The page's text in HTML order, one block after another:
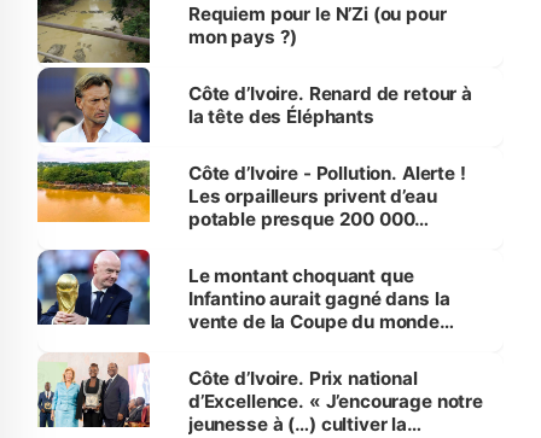
Requiem pour le N’Zi (ou pour
mon pays ?)
Côte d’Ivoire. Renard de retour à
la tête des Éléphants
Côte d’Ivoire - Pollution. Alerte !
Les orpailleurs privent d’eau
potable presque 200 000
Le montant choquant que
Infantino aurait gagné dans la
vente de la Coupe du monde
Côte d’Ivoire. Prix national
d’Excellence. « J’encourage notre
jeunesse à (…) cultiver la